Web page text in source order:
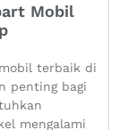
Mobil
terbaik di
penting bagi
mengalami